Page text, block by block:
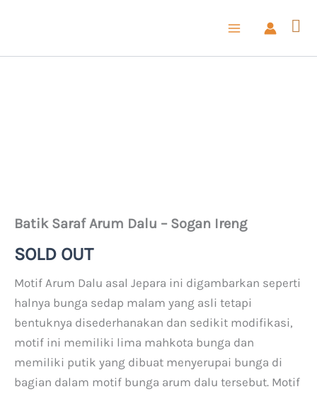
Batik Saraf Arum Dalu – Sogan Ireng
SOLD OUT
Motif Arum Dalu asal Jepara ini digambarkan seperti
halnya bunga sedap malam yang asli tetapi
bentuknya disederhanakan dan sedikit modifikasi,
motif ini memiliki lima mahkota bunga dan
memiliki putik yang dibuat menyerupai bunga di
bagian dalam motif bunga arum dalu tersebut. Motif